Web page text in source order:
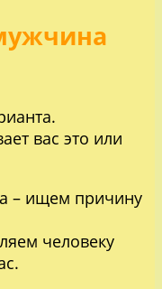
вас это или
– ищем причину
человеку